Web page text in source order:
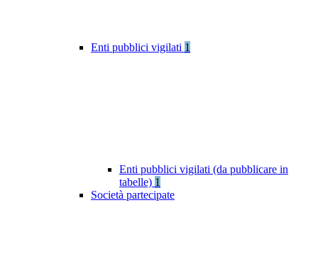
Enti pubblici vigilati 1
Enti pubblici vigilati (da pubblicare in
tabelle) 1
Società partecipate